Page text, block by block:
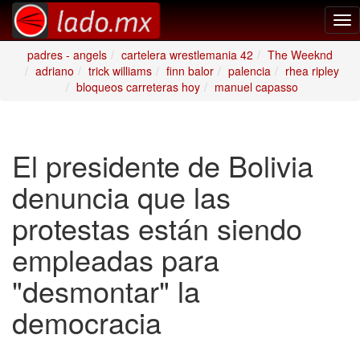
padres - angels
cartelera wrestlemania 42
The Weeknd
adriano
trick williams finn balor palencia
rhea ripley
bloqueos carreteras hoy
manuel capasso
El presidente de Bolivia
denuncia que las
protestas están siendo
empleadas para
"desmontar" la
democracia